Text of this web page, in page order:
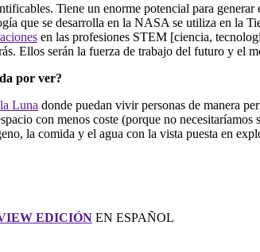
Tiene un enorme potencial para
que se desarrolla en la NASA se utiliza en
en las profesiones STEM [ciencia,
Ellos serán la fuerza de trabajo del futuro y el
por ver?
Luna donde puedan vivir personas de manera
con menos coste (porque no
la comida y el agua con la vista puesta en
EDICIÓN EN ESPAÑOL